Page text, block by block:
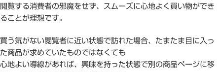
閲覧する消費者の邪魔をせず、スムーズに心地よく買い物ができ
ることが理想です。
買う気がない閲覧者に近い状態で訪れた場合、たまたま目に入っ
た商品が求めていたものではなくても
心地よい導線があれば、興味を持った状態で別の商品ページに移